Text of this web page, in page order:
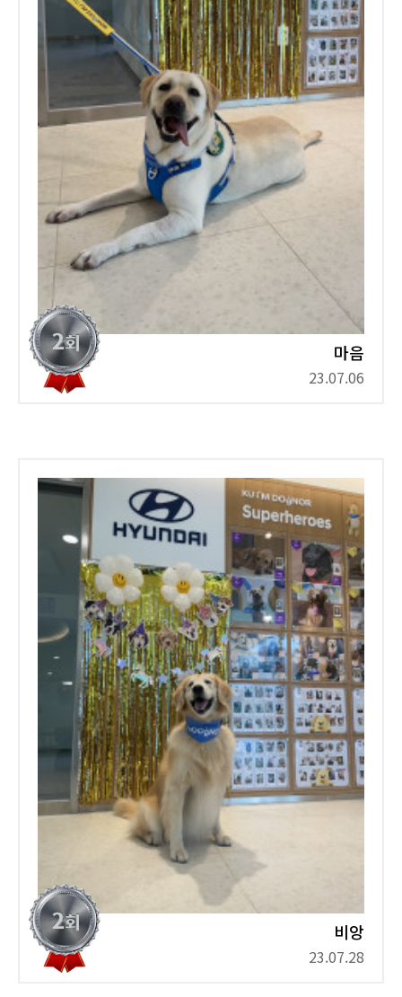
마음
23.07.06
비앙
23.07.28